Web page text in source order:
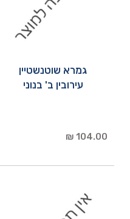
גמרא שוטנשטיין
עירובין ב' בנוני
104.00 ₪